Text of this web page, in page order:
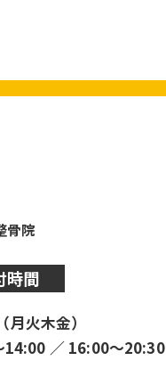
骨院
時間
火木金）
14:00 ／ 16:00〜20:30